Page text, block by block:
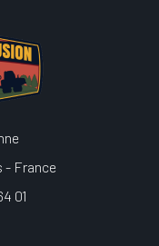
- France
01